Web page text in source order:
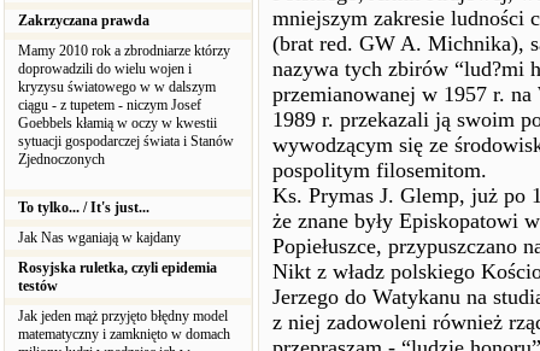
Zakrzyczana prawda
Mamy 2010 rok a zbrodniarze którzy
doprowadzili do wielu wojen i
kryzysu światowego w w dalszym
ciągu - z tupetem - niczym Josef
Goebbels kłamią w oczy w kwestii
sytuacji gospodarczej świata i Stanów
Zjednoczonych
To tylko... / It's just...
Jak Nas wganiają w kajdany
Rosyjska ruletka, czyli epidemia
testów
Jak jeden mąż przyjęto błędny model
matematyczny i zamknięto w domach
mniejszym zakresie ludności
(brat red. GW A. Michnika),
nazywa tych zbirów “lud?mi
przemianowanej w 1957 r.
1989 r. przekazali ją swoim
wywodzącym się ze
pospolitym filosemitom.
Ks. Prymas J. Glemp, już po
że znane były Episkopatowi
Popiełuszce, przypuszczano
Nikt z władz polskiego
Jerzego do Watykanu na
z niej zadowoleni również